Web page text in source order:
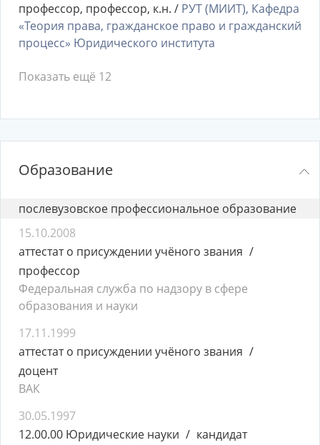
профессор, профессор, к.н. / РУТ (МИИТ), Кафедра
«Теория права, гражданское право и гражданский
процесс» Юридического института
Показать ещё 12
Образование
послевузовское профессиональное образование
15.10.2008
аттестат о присуждении учёного звания
профессор
Федеральная служба по надзору в сфере
образования и науки
17.11.1999
аттестат о присуждении учёного звания
доцент
ВАК
30.05.1997
12.00.00 Юридические науки
кандидат